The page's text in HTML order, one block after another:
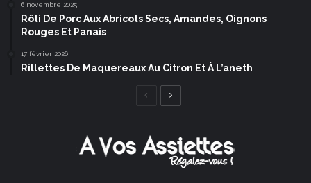
6 novembre 2025
Rôti De Porc Aux Abricots Secs, Amandes, Oignons
Rouges Et Panais
17 février 2026
Rillettes De Maquereaux Au Citron Et À L’aneth
Page